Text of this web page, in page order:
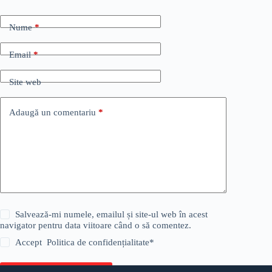
Nume*
Email*
Site web
Adaugă un comentariu *
Salvează-mi numele, emailul și site-ul web în acest
navigator pentru data viitoare când o să comentez.
AcceptPolitica de confidențialitate*